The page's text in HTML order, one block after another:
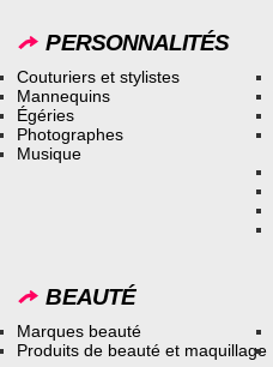
PERSONNALITÉS
Couturiers et stylistes
Mannequins
Égéries
Photographes
Musique
BEAUTÉ
Marques beauté
Produits de beauté et maquillage